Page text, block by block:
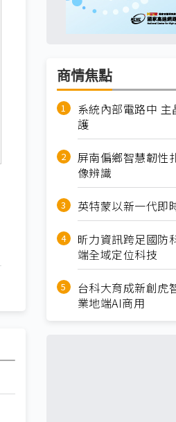
商情焦點
系統內部電路中
護
屏南偏鄉智慧韌性
像辨識
英特蒙以新一代即
昕力資訊跨足國防
端全域定位科技
台科大育成新創虎
業地端AI商用